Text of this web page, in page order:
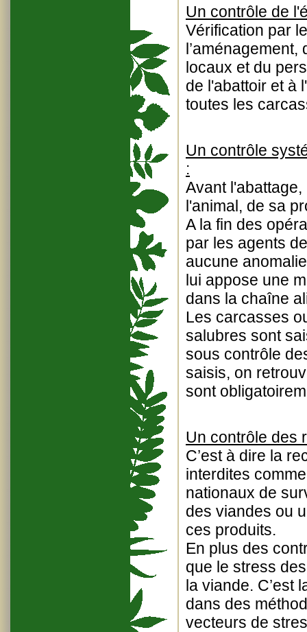
Un contrôle de
Vérification par
locaux et du
de l'abattoir et à
toutes les
Un contrôle
:
Avant
l'animal, de sa
A la fin des
par les agents
aucune
lui appose une
dans la chaîne
Les carcasses
salubres sont
sous contrôle
saisis, on
sont
Un contrôle des
C’est à dire la
interdites
nationaux de
des viandes ou
ces produits.
En plus des
que le stress
la viande. C’est
dans des
vecteurs de